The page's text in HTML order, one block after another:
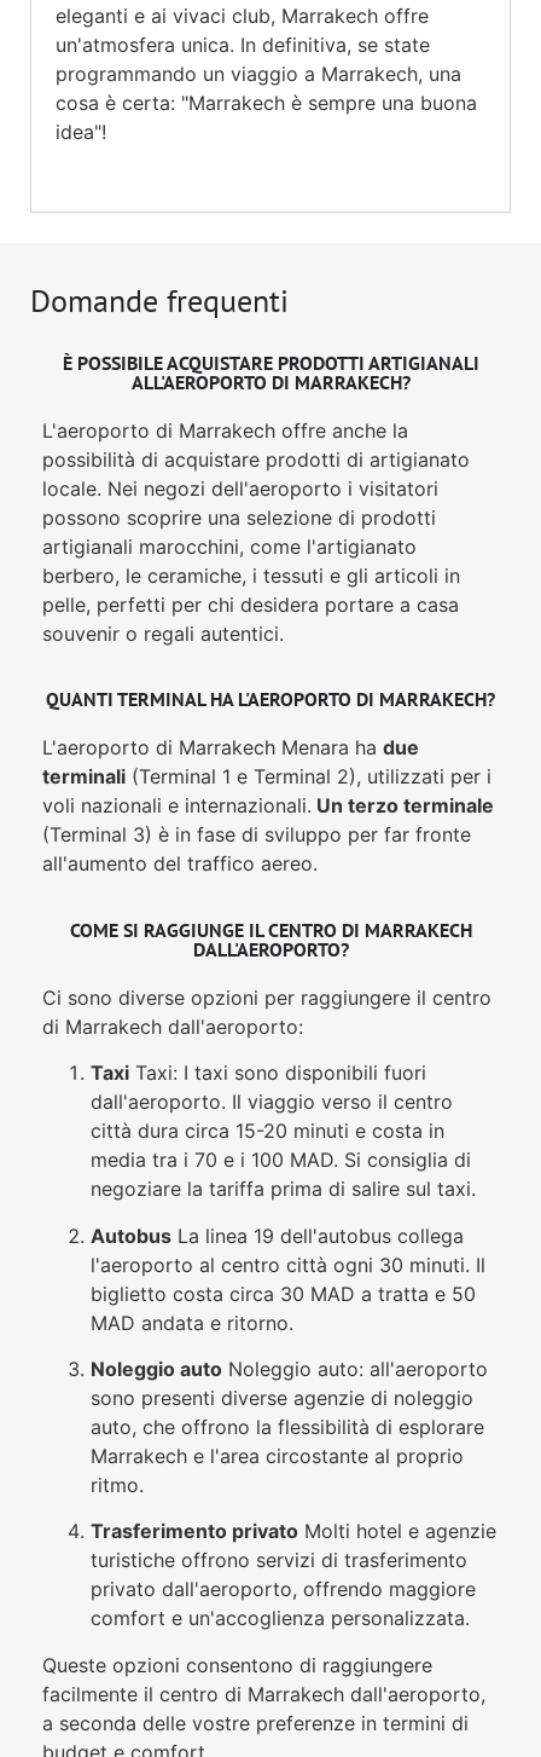
eleganti e ai vivaci club, Marrakech offre
un'atmosfera unica. In definitiva, se state
programmando un viaggio a Marrakech, una
cosa è certa: "Marrakech è sempre una buona
idea"!
Domande frequenti
È POSSIBILE ACQUISTARE PRODOTTI ARTIGIANALI
ALL'AEROPORTO DI MARRAKECH?
L'aeroporto di Marrakech offre anche la
possibilità di acquistare prodotti di artigianato
locale. Nei negozi dell'aeroporto i visitatori
possono scoprire una selezione di prodotti
artigianali marocchini, come l'artigianato
berbero, le ceramiche, i tessuti e gli articoli in
pelle, perfetti per chi desidera portare a casa
souvenir o regali autentici.
QUANTI TERMINAL HA L'AEROPORTO DI MARRAKECH?
L'aeroporto di Marrakech Menara ha due
terminali (Terminal 1 e Terminal 2), utilizzati per i
voli nazionali e internazionali. Un terzo terminale
(Terminal 3) è in fase di sviluppo per far fronte
all'aumento del traffico aereo.
COME SI RAGGIUNGE IL CENTRO DI MARRAKECH
DALL'AEROPORTO?
Ci sono diverse opzioni per raggiungere il centro
di Marrakech dall'aeroporto:
Taxi Taxi: I taxi sono disponibili fuori
dall'aeroporto. Il viaggio verso il centro
città dura circa 15-20 minuti e costa in
media tra i 70 e i 100 MAD. Si consiglia di
negoziare la tariffa prima di salire sul taxi.
Autobus La linea 19 dell'autobus collega
l'aeroporto al centro città ogni 30 minuti. Il
biglietto costa circa 30 MAD a tratta e 50
MAD andata e ritorno.
Noleggio auto Noleggio auto: all'aeroporto
sono presenti diverse agenzie di noleggio
auto, che offrono la flessibilità di esplorare
Marrakech e l'area circostante al proprio
ritmo.
Trasferimento privato Molti hotel e agenzie
turistiche offrono servizi di trasferimento
privato dall'aeroporto, offrendo maggiore
comfort e un'accoglienza personalizzata.
Queste opzioni consentono di raggiungere
facilmente il centro di Marrakech dall'aeroporto,
a seconda delle vostre preferenze in termini di
budget e comfort.